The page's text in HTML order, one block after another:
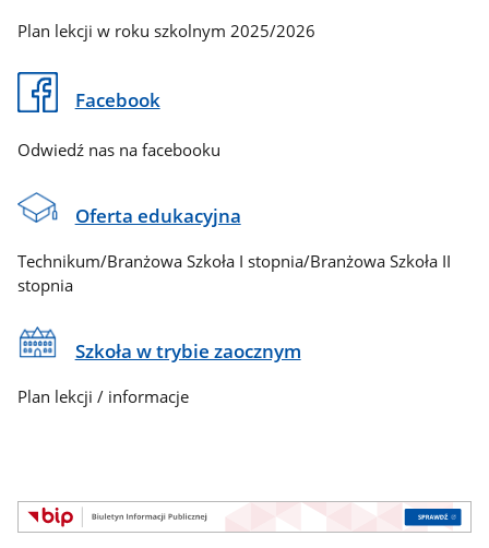
Plan lekcji w roku szkolnym 2025/2026
Facebook
Odwiedź nas na facebooku
Oferta edukacyjna
Technikum/Branżowa Szkoła I stopnia/Branżowa Szkoła II
stopnia
Szkoła w trybie zaocznym
Plan lekcji / informacje